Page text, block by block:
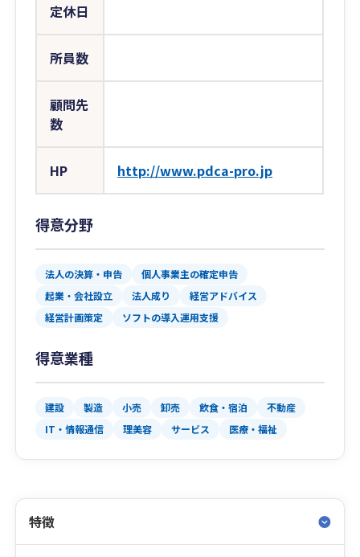
定休日
所員数
顧問先
数
HP http://www.pdca-pro.jp
得意分野
法人の決算・申告
個人事業主の確定申告
起業・会社設立
法人成り
経営アドバイス
経営計画策定
ソフトの導入運用支援
得意業種
建設 製造 小売 卸売 飲食・宿泊
不動産
IT・情報通信
理美容 サービス 医療・福祉
特徴